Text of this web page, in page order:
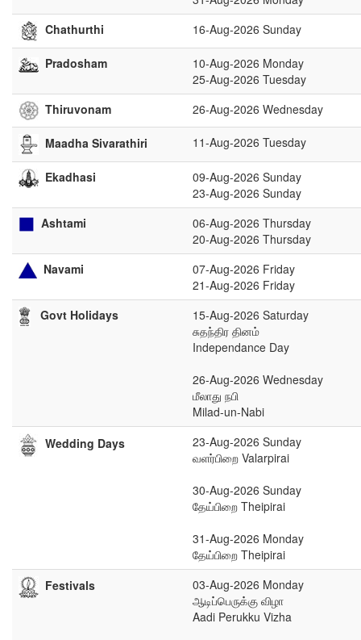
Chathurthi
16-Aug-2026 Sunday
Pradosham
10-Aug-2026 Monday
25-Aug-2026 Tuesday
Thiruvonam
26-Aug-2026 Wednesday
Maadha Sivarathiri 11-Aug-2026 Tuesday
Ekadhasi
09-Aug-2026 Sunday
23-Aug-2026 Sunday
Ashtami
06-Aug-2026 Thursday
20-Aug-2026 Thursday
Navami
07-Aug-2026 Friday
21-Aug-2026 Friday
Govt Holidays
15-Aug-2026 Saturday
சுதந்திர தினம்
Independance Day
26-Aug-2026 Wednesday
மீலாது நபி
Milad-un-Nabi
Wedding Days
23-Aug-2026 Sunday
வளர்பிறை Valarpirai
30-Aug-2026 Sunday
தேய்பிறை Theipirai
31-Aug-2026 Monday
தேய்பிறை Theipirai
Festivals
03-Aug-2026 Monday
ஆடிப்பெருக்கு விழா
Aadi Perukku Vizha